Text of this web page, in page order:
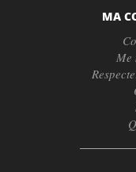
MA
Me